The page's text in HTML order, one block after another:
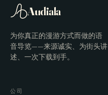
Audiala
为你真正的漫游方式而做的语
音导览——来源诚实、为街头讲
述、一次下载到手。
公司